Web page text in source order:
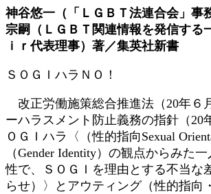
新
日
時
神谷悠一（「ＬＧＢＴ法連合会」事
宗嗣（ＬＧＢＴ関連情報を発信する
ｉｒ代表理事）著／集英社新書
ＳＯＧＩハラＮＯ！
改正労働施策総合推進法（20年６
ーハラスメント防止義務の指針（20
ＯＧＩハラ〈（性的指向Sexual
（Gender Identity）の観点からみた
性で、ＳＯＧＩを理由とする不当な
らせ）〉とアウティング（性的指向